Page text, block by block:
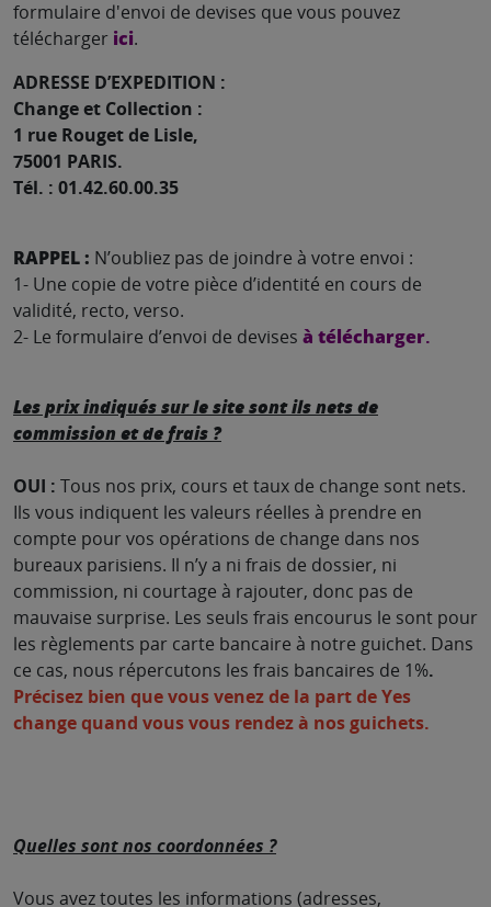
formulaire d'envoi de devises que vous pouvez
télécharger ici.
ADRESSE D’EXPEDITION :
Change et Collection :
1 rue Rouget de Lisle,
75001 PARIS.
Tél. : 01.42.60.00.35
RAPPEL : N’oubliez pas de joindre à votre envoi :
1- Une copie de votre pièce d’identité en cours de
validité, recto, verso.
2- Le formulaire d’envoi de devises à télécharger.
Les prix indiqués sur le site sont ils nets de
commission et de frais ?
OUI : Tous nos prix, cours et taux de change sont nets.
Ils vous indiquent les valeurs réelles à prendre en
compte pour vos opérations de change dans nos
bureaux parisiens. Il n’y a ni frais de dossier, ni
commission, ni courtage à rajouter, donc pas de
mauvaise surprise. Les seuls frais encourus le sont pour
les règlements par carte bancaire à notre guichet. Dans
ce cas, nous répercutons les frais bancaires de 1%.
Précisez bien que vous venez de la part de Yes
change quand vous vous rendez à nos guichets.
Quelles sont nos coordonnées ?
Vous avez toutes les informations (adresses,